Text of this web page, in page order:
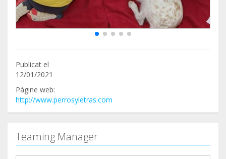
Publicat el
12/01/2021
Pàgine web:
http://www.perrosyletras.com
Teaming Manager